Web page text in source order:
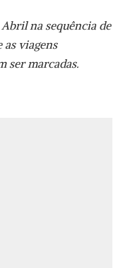
Abril na sequência de
as viagens
ser marcadas.